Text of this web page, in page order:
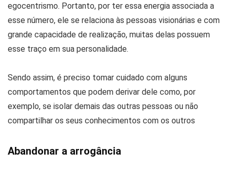
egocentrismo. Portanto, por ter essa energia associada a
esse número, ele se relaciona às pessoas visionárias e com
grande capacidade de realização, muitas delas possuem
esse traço em sua personalidade.
Sendo assim, é preciso tomar cuidado com alguns
comportamentos que podem derivar dele como, por
exemplo, se isolar demais das outras pessoas ou não
compartilhar os seus conhecimentos com os outros
Abandonar a arrogância